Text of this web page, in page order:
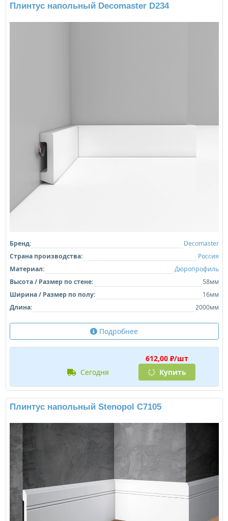
Плинтус напольный Decomaster D234
Бренд:
Decomaster
Страна производства:
Россия
Материал:
Дюропрофиль
Высота / Размер по стене:
58мм
Ширина / Размер по полу:
16мм
Длина:
2000мм
Подробнее
612,00 ₽/шт
сегодня
Купить
Плинтус напольный Stenopol C7105